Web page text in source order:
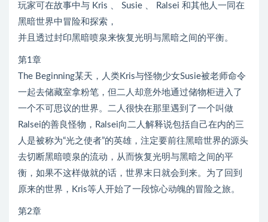
玩家可在故事中与 Kris 、 Susie 、 Ralsei 和其他人一同在
黑暗世界中冒险和探索，
并且透过封印黑暗喷泉来恢复光明与黑暗之间的平衡。
第1章
The Beginning某天，人类Kris与怪物少女Susie被老师命令
一起去储藏室拿粉笔，但二人却意外地通过储物柜进入了
一个不可思议的世界。二人很快在那里遇到了一个叫做
Ralsei的善良怪物，Ralsei向二人解释说包括自己在内的三
人是被称为“光之使者”的英雄，注定要前往黑暗世界的源头
去切断黑暗喷泉的流动，从而恢复光明与黑暗之间的平
衡，如果不这样做就的话，世界末日就会到来。为了回到
原来的世界，Kris等人开始了一段惊心动魄的冒险之旅。
第2章